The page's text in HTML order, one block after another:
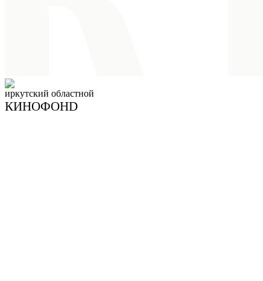
иркутский областной
КИНОФОНD